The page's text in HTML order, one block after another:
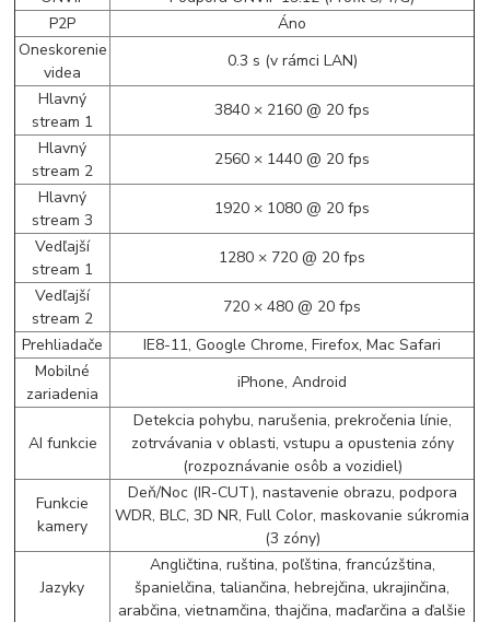
P2P
Áno
Oneskorenie
videa
0.3 s (v rámci LAN)
Hlavný
stream 1
3840 × 2160 @ 20 fps
Hlavný
stream 2
2560 × 1440 @ 20 fps
Hlavný
stream 3
1920 × 1080 @ 20 fps
Vedľajší
stream 1
1280 × 720 @ 20 fps
Vedľajší
stream 2
720 × 480 @ 20 fps
Prehliadače
IE8-11, Google Chrome, Firefox, Mac Safari
Mobilné
zariadenia
iPhone, Android
AI funkcie
Detekcia pohybu, narušenia, prekročenia línie,
zotrvávania v oblasti, vstupu a opustenia zóny
(rozpoznávanie osôb a vozidiel)
Funkcie
kamery
Deň/Noc (IR-CUT), nastavenie obrazu, podpora
WDR, BLC, 3D NR, Full Color, maskovanie súkromia
(3 zóny)
Jazyky
Angličtina, ruština, poľština, francúzština,
španielčina, taliančina, hebrejčina, ukrajinčina,
arabčina, vietnamčina, thajčina, maďarčina a ďalšie